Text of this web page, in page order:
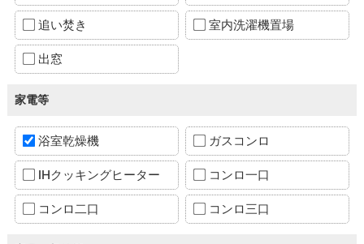
追い焚き 室内洗濯機置場
出窓
家電等
浴室乾燥機 ガスコンロ
IHクッキングヒーター コンロ一口
コンロ二口 コンロ三口